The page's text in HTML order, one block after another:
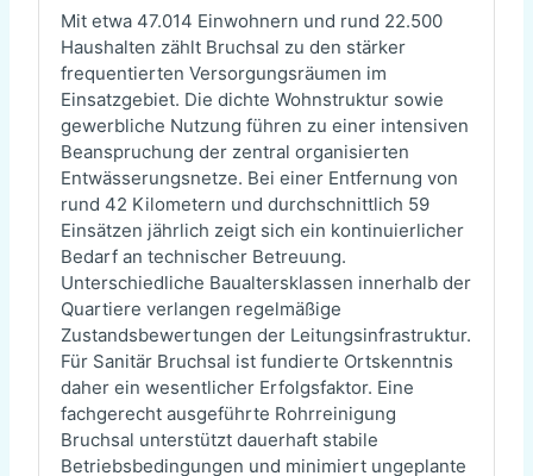
Mit etwa 47.014 Einwohnern und rund 22.500
Haushalten zählt Bruchsal zu den stärker
frequentierten Versorgungsräumen im
Einsatzgebiet. Die dichte Wohnstruktur sowie
gewerbliche Nutzung führen zu einer intensiven
Beanspruchung der zentral organisierten
Entwässerungsnetze. Bei einer Entfernung von
rund 42 Kilometern und durchschnittlich 59
Einsätzen jährlich zeigt sich ein kontinuierlicher
Bedarf an technischer Betreuung.
Unterschiedliche Baualtersklassen innerhalb der
Quartiere verlangen regelmäßige
Zustandsbewertungen der Leitungsinfrastruktur.
Für Sanitär Bruchsal ist fundierte Ortskenntnis
daher ein wesentlicher Erfolgsfaktor. Eine
fachgerecht ausgeführte Rohrreinigung
Bruchsal unterstützt dauerhaft stabile
Betriebsbedingungen und minimiert ungeplante